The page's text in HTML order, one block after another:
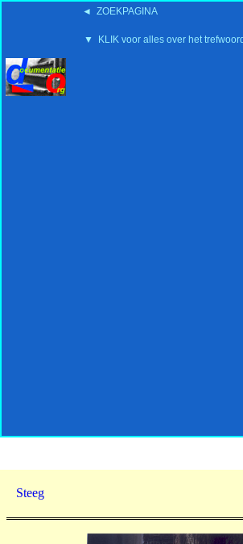
◄ ZOEKPAGINA
▼ KLIK voor alles over het
'15:19 19-2-2008